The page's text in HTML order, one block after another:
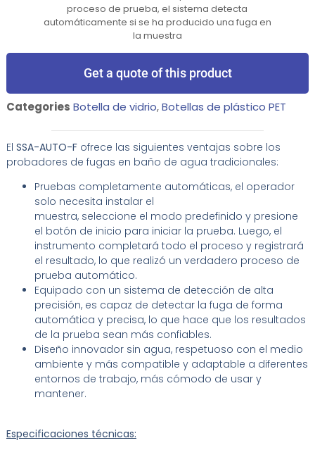
proceso de prueba, el sistema detecta
automáticamente si se ha producido una fuga en
la muestra
Get a quote of this product
Categories Botella de vidrio,Botellas de plástico PET
El SSA-AUTO-Fofrece las siguientes ventajas sobre los
probadores de fugas en baño de agua tradicionales:
Pruebas completamente automáticas, el operador
solo necesita instalar el
muestra, seleccione el modo predefinido y presione
el botón de inicio para iniciar la prueba. Luego, el
instrumento completará todo el proceso y registrará
el resultado, lo que realizó un verdadero proceso de
prueba automático.
Equipado con un sistema de detección de alta
precisión, es capaz de detectar la fuga de forma
automática y precisa, lo que hace que los resultados
de la prueba sean más confiables.
Diseño innovador sin agua, respetuoso con el medio
ambiente y más compatible y adaptable a diferentes
entornos de trabajo, más cómodo de usar y
mantener.
Especificaciones técnicas: